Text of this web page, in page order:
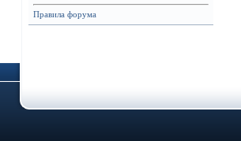
Правила форума